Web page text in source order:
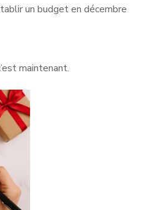
un budget en décembre
maintenant.